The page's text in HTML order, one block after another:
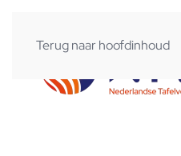
Terug naar hoofdinhoud